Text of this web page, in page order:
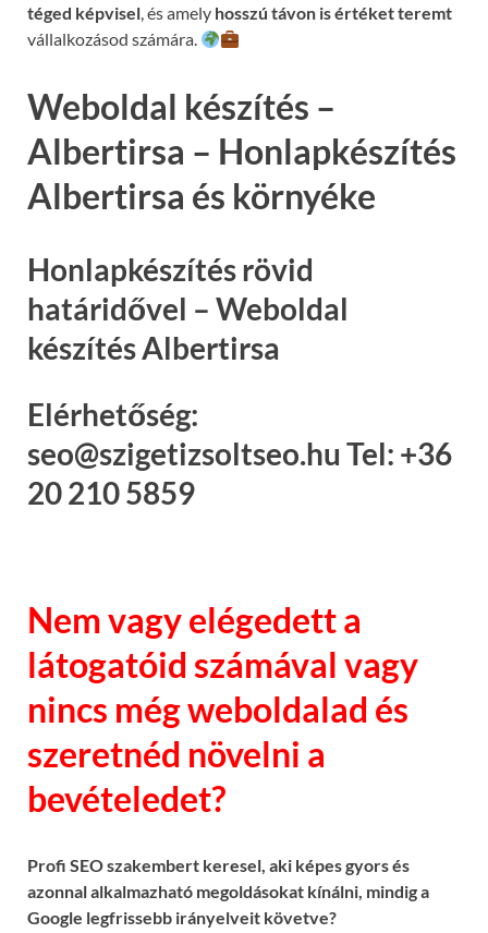
téged képvisel, és amely hosszú távon is értéket teremt
vállalkozásod számára.
Weboldal készítés –
Albertirsa – Honlapkészítés
Albertirsa és környéke
Honlapkészítés rövid
határidővel – Weboldal
készítés Albertirsa
Elérhetőség:
seo@szigetizsoltseo.hu Tel: +36
20 210 5859
Nem vagy elégedett a
látogatóid számával vagy
nincs még weboldalad és
szeretnéd növelni a
bevételedet?
Profi SEO szakembert keresel, aki képes gyors és
azonnal alkalmazható megoldásokat kínálni, mindig a
Google legfrissebb irányelveit követve?